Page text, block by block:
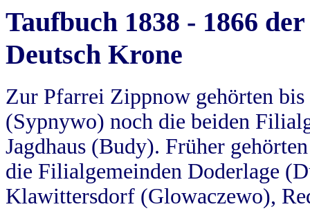
Taufbuch 1838 - 1866
Deutsch Krone
Zur Pfarrei Zippnow gehörten
(Sypnywo) noch die beiden
Jagdhaus (Budy). Früher
die Filialgemeinden Doderlage
Klawittersdorf (Glowaczewo),